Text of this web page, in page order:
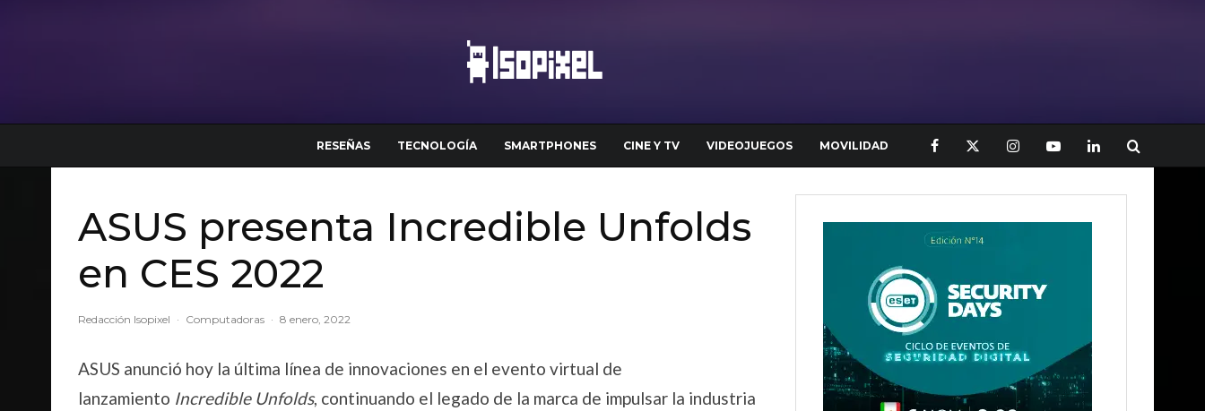
RESEÑAS TECNOLOGÍA SMARTPHONES CINE Y TV VIDEOJUEGOS MOVILIDAD
ASUS presenta Incredible Unfolds
en CES 2022
Redacción Isopixel · Computadoras · 8 enero, 2022
ASUS anunció hoy la última línea de innovaciones en el evento virtual de
lanzamiento Incredible Unfolds, continuando el legado de la marca de impulsar la industria